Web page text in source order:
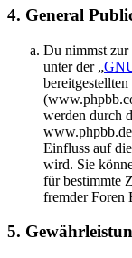
4. General
Du nimmst zur
unter der „
werden durch
Einfluss auf
wird. Sie
für bestimmte
fremder Foren
5.